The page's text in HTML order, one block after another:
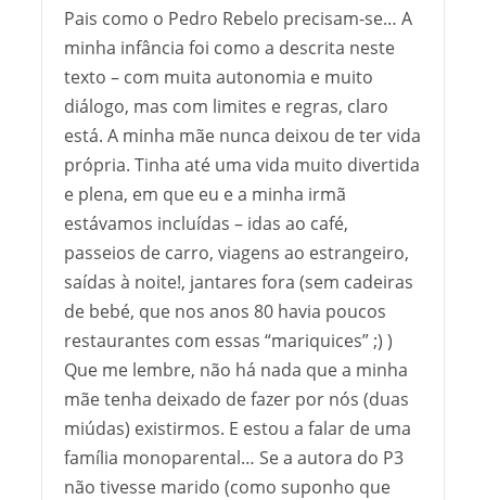
Pais como o Pedro Rebelo precisam-se… A
minha infância foi como a descrita neste
texto – com muita autonomia e muito
diálogo, mas com limites e regras, claro
está. A minha mãe nunca deixou de ter vida
própria. Tinha até uma vida muito divertida
e plena, em que eu e a minha irmã
estávamos incluídas – idas ao café,
passeios de carro, viagens ao estrangeiro,
saídas à noite!, jantares fora (sem cadeiras
de bebé, que nos anos 80 havia poucos
restaurantes com essas “mariquices” ;) )
Que me lembre, não há nada que a minha
mãe tenha deixado de fazer por nós (duas
miúdas) existirmos. E estou a falar de uma
família monoparental… Se a autora do P3
não tivesse marido (como suponho que